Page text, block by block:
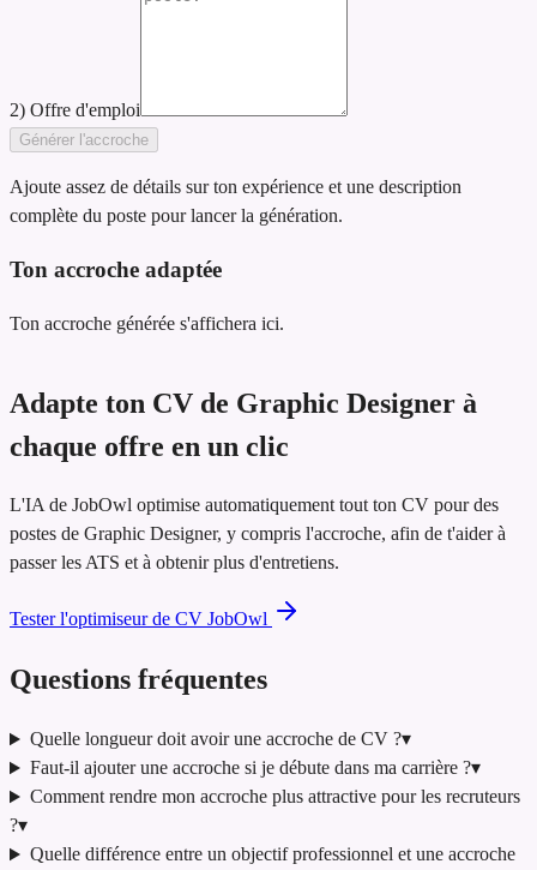
2) Offre d'emploi
Générer l'accroche
Ajoute assez de détails sur ton expérience et une description
complète du poste pour lancer la génération.
Ton accroche adaptée
Ton accroche générée s'affichera ici.
Adapte ton CV de Graphic Designer à
chaque offre en un clic
L'IA de JobOwl optimise automatiquement tout ton CV pour des
postes de Graphic Designer, y compris l'accroche, afin de t'aider à
passer les ATS et à obtenir plus d'entretiens.
Tester l'optimiseur de CV JobOwl
Questions fréquentes
Quelle longueur doit avoir une accroche de CV ?▾
Faut-il ajouter une accroche si je débute dans ma carrière ?▾
Comment rendre mon accroche plus attractive pour les recruteurs
?▾
Quelle différence entre un objectif professionnel et une accroche